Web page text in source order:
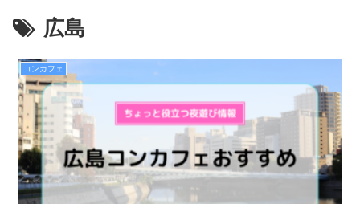
広島
コンカフェ